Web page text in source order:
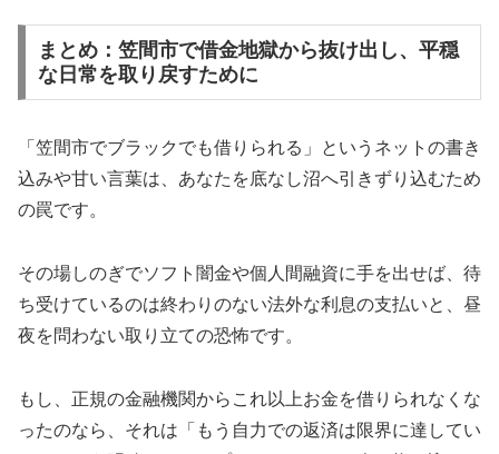
まとめ：笠間市で借金地獄から抜け出し、平穏
な日常を取り戻すために
「笠間市でブラックでも借りられる」というネットの書き
込みや甘い言葉は、あなたを底なし沼へ引きずり込むため
の罠です。
その場しのぎでソフト闇金や個人間融資に手を出せば、待
ち受けているのは終わりのない法外な利息の支払いと、昼
夜を問わない取り立ての恐怖です。
もし、正規の金融機関からこれ以上お金を借りられなくな
ったのなら、それは「もう自力での返済は限界に達してい